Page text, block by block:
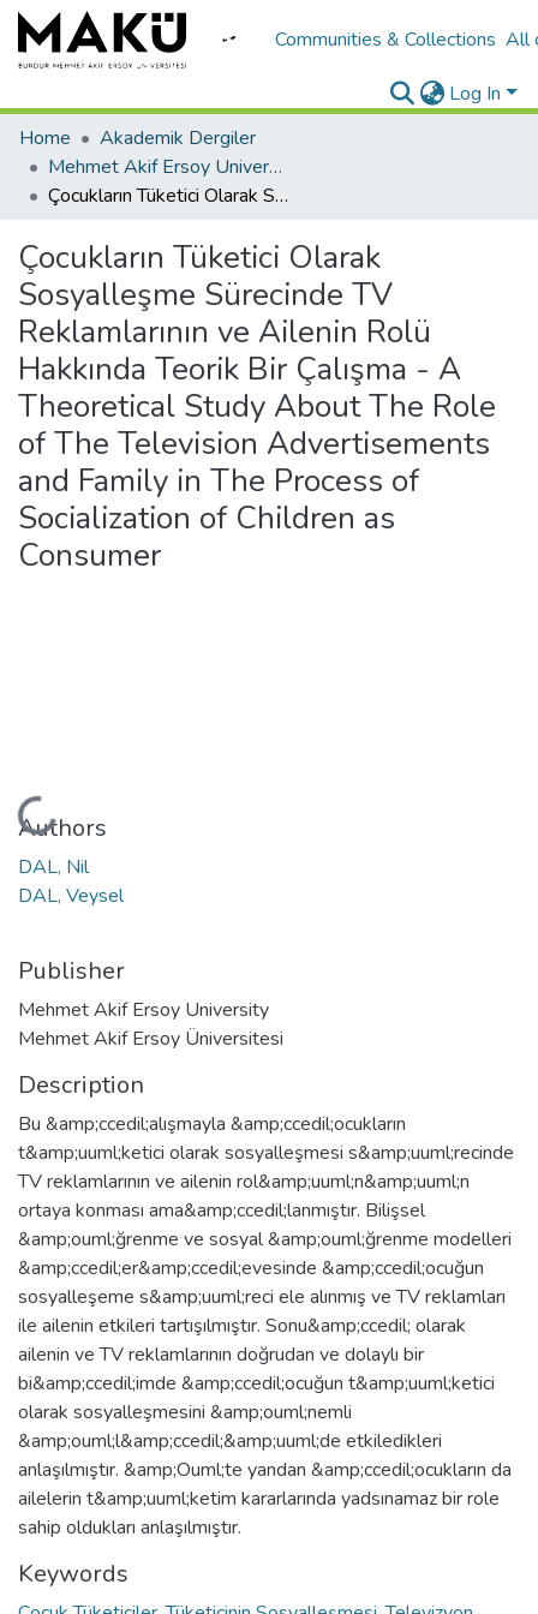
Communities & Collections All
Log In
Home
Akademik Dergiler
Mehmet Akif Ersoy University Journal of Social Sciences Institute
Çocukların Tüketici Olarak Sosyalleşme Sürecinde TV Reklamlarının ve Ailenin Rolü Hakkında Teorik Bir Çalışma - A Theoretical Study About The Role of The Television Advertisements and Family in The Process of Socialization of Children as Consumer
Çocukların Tüketici Olarak
Sosyalleşme Sürecinde TV
Reklamlarının ve Ailenin Rolü
Hakkında Teorik Bir Çalışma - A
Theoretical Study About The Role
of The Television Advertisements
and Family in The Process of
Socialization of Children as
Consumer
Loading...
Authors
DAL, Nil
DAL, Veysel
Publisher
Mehmet Akif Ersoy University
Mehmet Akif Ersoy Üniversitesi
Description
Bu &amp;ccedil;alışmayla &amp;ccedil;ocukların
t&amp;uuml;ketici olarak sosyalleşmesi s&amp;uuml;recinde
TV reklamlarının ve ailenin rol&amp;uuml;n&amp;uuml;n
ortaya konması ama&amp;ccedil;lanmıştır. Bilişsel
&amp;ouml;ğrenme ve sosyal &amp;ouml;ğrenme modelleri
&amp;ccedil;er&amp;ccedil;evesinde &amp;ccedil;ocuğun
sosyalleşeme s&amp;uuml;reci ele alınmış ve TV reklamları
ile ailenin etkileri tartışılmıştır. Sonu&amp;ccedil; olarak
ailenin ve TV reklamlarının doğrudan ve dolaylı bir
bi&amp;ccedil;imde &amp;ccedil;ocuğun t&amp;uuml;ketici
olarak sosyalleşmesini &amp;ouml;nemli
&amp;ouml;l&amp;ccedil;&amp;uuml;de etkiledikleri
anlaşılmıştır. &amp;Ouml;te yandan &amp;ccedil;ocukların da
ailelerin t&amp;uuml;ketim kararlarında yadsınamaz bir role
sahip oldukları anlaşılmıştır.
Keywords